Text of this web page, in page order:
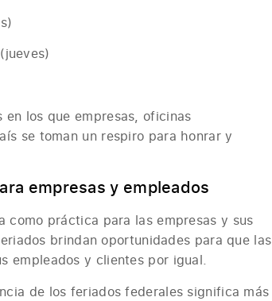
los que empresas, oficinas
se toman un respiro para honrar y
empresas y empleados
práctica para las empresas y sus
brindan oportunidades para que las
empleados y clientes por igual.
de los feriados federales significa más